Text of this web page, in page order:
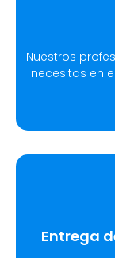
Nuestros
necesitas en
Entrega